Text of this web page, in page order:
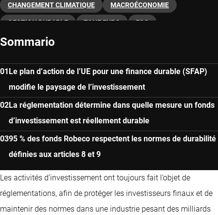
CHANGEMENT CLIMATIQUE MACROÉCONOMIE
GESTION DURABLE ZONE EURO ESG
Sommario
Le plan d’action de l’UE pour une finance durable (SFAP)
modifie le paysage de l’investissement
La réglementation détermine dans quelle mesure un fonds
d’investissement est réellement durable
95 % des fonds Robeco respectent les normes de durabilité
définies aux articles 8 et 9
Les activités d’investissement ont toujours fait l’objet de
réglementations, afin de protéger les investisseurs finaux et de
maintenir des normes dans une industrie pesant des milliards